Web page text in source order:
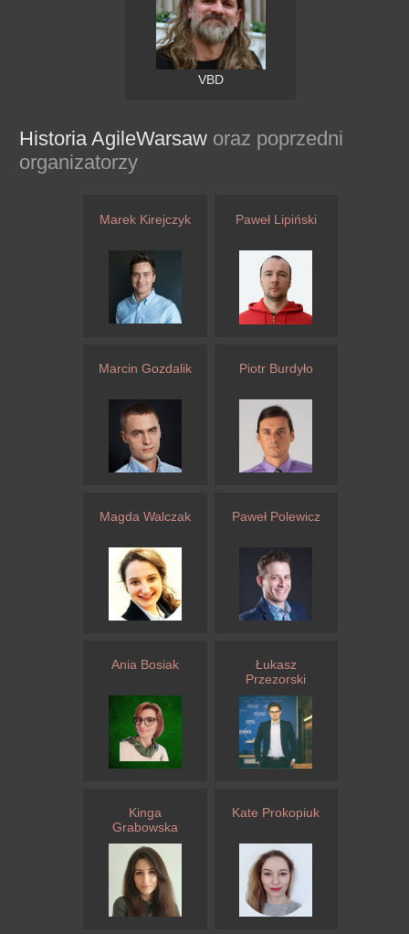
VBD
Historia AgileWarsaw oraz poprzedni
organizatorzy
Marek Kirejczyk Paweł Lipiński
Marcin Gozdalik Piotr Burdyło
Magda Walczak Paweł Polewicz
Ania Bosiak
Łukasz
Przezorski
Kinga
Grabowska
Kate Prokopiuk